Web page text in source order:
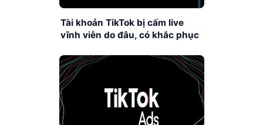
Tài khoản TikTok bị cấm live
vĩnh viễn do đâu, có khắc phục